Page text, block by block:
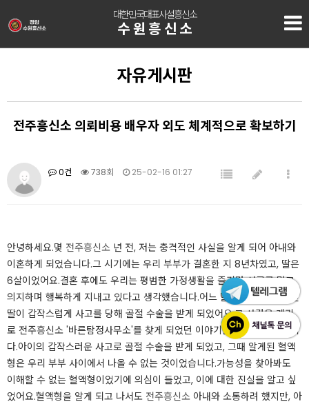
대한민국대표사설흥신소
수원흥신소
자유게시판
전주흥신소 의뢰비용 배우자 외도 체계적으로 확보하기
0건 738회 25-02-16 01:27
안녕하세요.몇 전주흥신소 년 전, 저는 충격적인 사실을 알게 되어 아내와
이혼하게 되었습니다.그 시기에는 우리 부부가 결혼한 지 8년차였고, 딸은
6살이었어요.결혼 후에도 우리는 평범한 가정생활을 즐기며 서로를 믿고
의지하며 행복하게 지내고 있다고 생각했습니다.어느 날, 놀이터에서 놀던
딸이 갑작스럽게 사고를 당해 골절 수술을 받게 되었어요.그 사건을 계기
로 전주흥신소 '바른탐정사무소'를 찾게 되었던 이야기를 공유하고자 합니
다.아이의 갑작스러운 사고로 골절 수술을 받게 되었고, 그때 알게된 혈액
형은 우리 부부 사이에서 나올 수 없는 것이었습니다.가능성을 찾아봐도
이해할 수 없는 혈액형이었기에 의심이 들었고, 이에 대한 진실을 알고 싶
었어요.혈액형을 알게 되고 나서도 전주흥신소 아내와 소통하려 했지만, 아